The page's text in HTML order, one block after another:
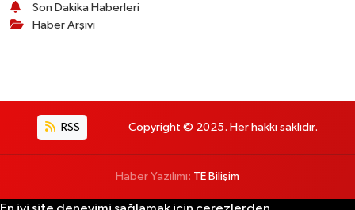
Son Dakika Haberleri
Haber Arşivi
RSS Copyright © 2025. Her hakkı saklıdır.
Haber Yazılımı: TE Bilişim